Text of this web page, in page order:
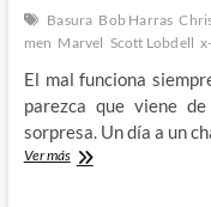
Basura Bob Harras
men Marvel Scott Lobdell
El mal funciona
parezca que viene
sorpresa. Un día a un
Ver másChris